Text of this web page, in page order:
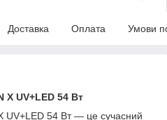
Доставка Оплата Умови
X UV+LED 54 Вт
UV+LED 54 Вт — це сучасний